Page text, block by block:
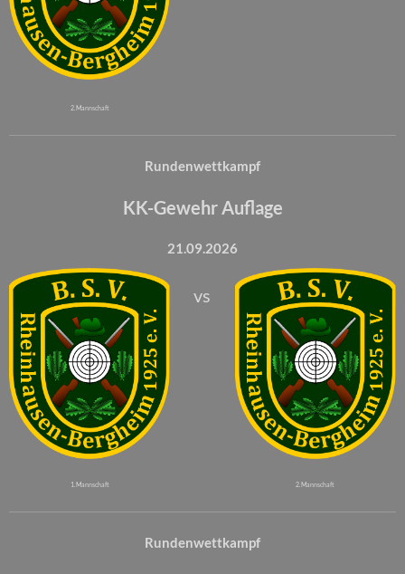
2. Mannschaft
Rundenwettkampf
KK-Gewehr Auflage
21.09.2026
1. Mannschaft
vs
2. Mannschaft
Rundenwettkampf